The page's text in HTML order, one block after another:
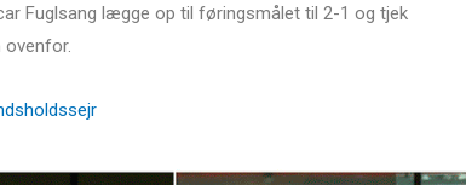
Fuglsang lægge op til føringsmålet til 2-1 og tjek
ovenfor.